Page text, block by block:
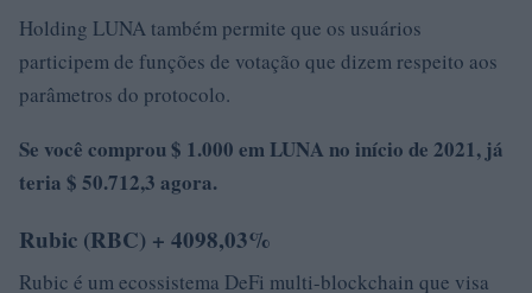
Holding LUNA também permite que os usuários
participem de funções de votação que dizem respeito aos
parâmetros do protocolo.
Se você comprou $ 1.000 em LUNA no início de 2021, já
teria $ 50.712,3 agora.
Rubic (RBC) + 4098,03%
Rubic é um ecossistema DeFi multi-blockchain que visa